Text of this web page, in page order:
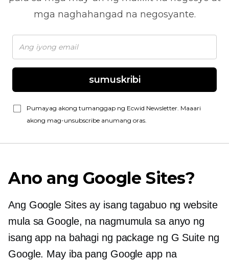
mga naghahangad na negosyante.
sumuskribi
Pumayag akong tumanggap ng Ecwid Newsletter. Maaari
akong mag-unsubscribe anumang oras.
Ano ang Google Sites?
Ang Google Sites ay isang tagabuo ng website
mula sa Google, na nagmumula sa anyo ng
isang app na bahagi ng package ng G Suite ng
Google. May iba pang Google app na